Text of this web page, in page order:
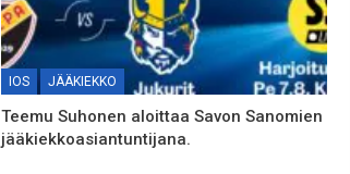
IOS JÄÄKIEKKO
Teemu Suhonen aloittaa Savon Sanomien
jääkiekkoasiantuntijana.